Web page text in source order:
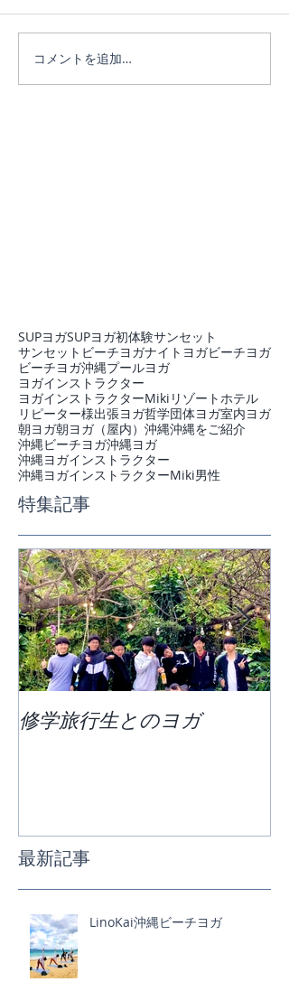
リピーターのEちゃん♪3日
間たっぷり遊びました。
コメントを追加…
SUPヨガSUPヨガ初体験サンセット
サンセットビーチヨガナイトヨガビーチヨガ
ビーチヨガ沖縄プールヨガ
ヨガインストラクター
ヨガインストラクターMiki リゾートホテル
リピーター様出張ヨガ哲学団体ヨガ室内ヨガ
朝ヨガ朝ヨガ（屋内） 沖縄沖縄をご紹介
沖縄ビーチヨガ沖縄ヨガ
沖縄ヨガインストラクター
沖縄ヨガインストラクターMiki男性
特集記事
修学旅行生とのヨガ
最新記事
LinoKai沖縄ビーチヨガ